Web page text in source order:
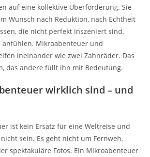
auf eine kollektive Überforderung. Sie
Wunsch nach Reduktion, nach Echtheit
die nicht perfekt inszeniert sind,
anfühlen. Mikroabenteuer und
ineinander wie zwei Zahnräder. Das
das andere füllt ihn mit Bedeutung.
wirklich sind – und
ist kein Ersatz für eine Weltreise und
sein. Es geht nicht um Fernweh,
spektakuläre Fotos. Ein Mikroabenteuer